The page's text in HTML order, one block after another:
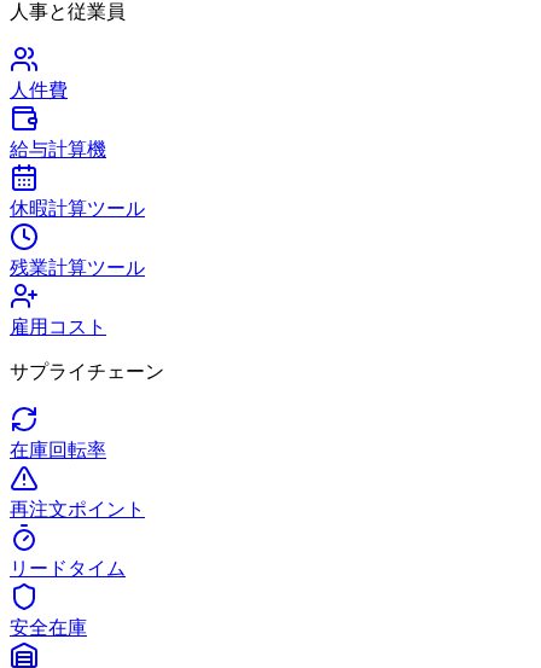
人事と従業員
人件費
給与計算機
休暇計算ツール
残業計算ツール
雇用コスト
サプライチェーン
在庫回転率
再注文ポイント
リードタイム
安全在庫